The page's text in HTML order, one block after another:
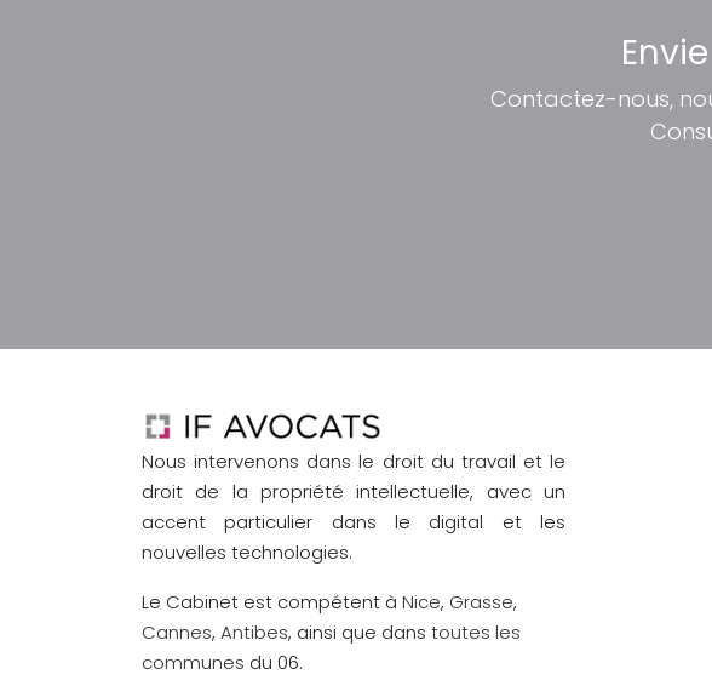
Contactez-nous,
Nous intervenons dans le droit du travail et le
droit de la propriété intellectuelle, avec un
accent particulier dans le digital et les
nouvelles technologies.
Le Cabinet est compétent à Nice, Grasse,
Cannes, Antibes, ainsi que dans toutes les
communes du 06.